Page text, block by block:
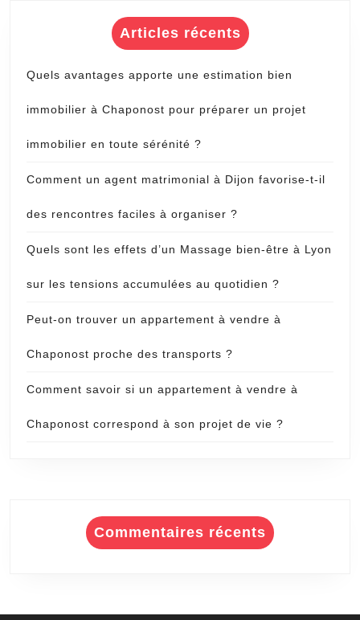
Articles récents
Quels avantages apporte une estimation bien
immobilier à Chaponost pour préparer un projet
immobilier en toute sérénité ?
Comment un agent matrimonial à Dijon favorise-t-il
des rencontres faciles à organiser ?
Quels sont les effets d’un Massage bien-être à Lyon
sur les tensions accumulées au quotidien ?
Peut-on trouver un appartement à vendre à
Chaponost proche des transports ?
Comment savoir si un appartement à vendre à
Chaponost correspond à son projet de vie ?
Commentaires récents